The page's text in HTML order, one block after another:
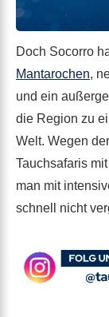
Doch Socorro
Mantarochen,
und ein
die Region zu
Welt. Wegen
Tauchsafaris
man mit
schnell nicht